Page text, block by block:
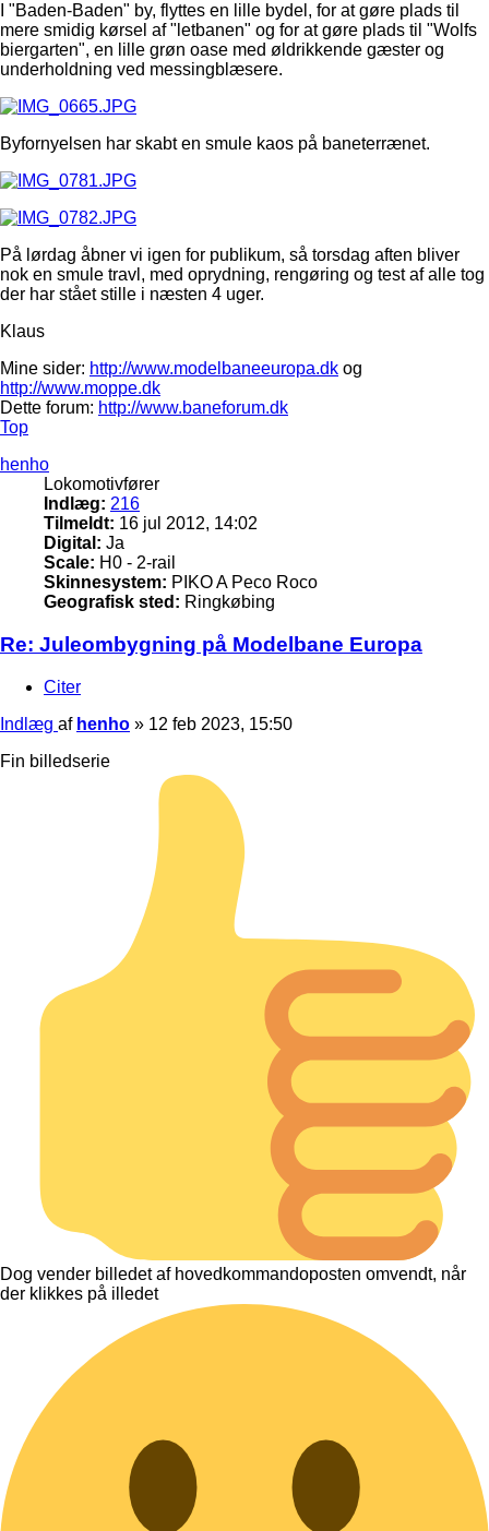
I "Baden-Baden" by, flyttes en lille bydel, for at gøre plads til
mere smidig kørsel af "letbanen" og for at gøre plads til "Wolfs
biergarten", en lille grøn oase med øldrikkende gæster og
underholdning ved messingblæsere.
Byfornyelsen har skabt en smule kaos på baneterrænet.
På lørdag åbner vi igen for publikum, så torsdag aften bliver
nok en smule travl, med oprydning, rengøring og test af alle tog
der har stået stille i næsten 4 uger.
Klaus
Mine sider: http://www.modelbaneeuropa.dk og
http://www.moppe.dk
Dette forum: http://www.baneforum.dk
Top
henho
Lokomotivfører
Indlæg: 216
Tilmeldt: 16 jul 2012, 14:02
Digital: Ja
Scale: H0 - 2-rail
Skinnesystem: PIKO A Peco Roco
Geografisk sted: Ringkøbing
Re: Juleombygning på Modelbane Europa
Citer
Indlæg af henho » 12 feb 2023, 15:50
Fin billedserie
Dog vender billedet af hovedkommandoposten omvendt, når
der klikkes på illedet